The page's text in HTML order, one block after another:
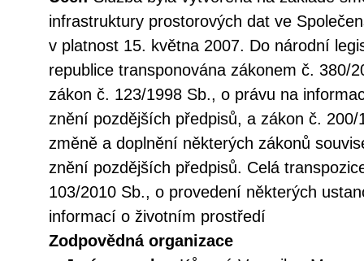
infrastruktury prostorových dat ve
v platnost 15. května 2007. Do národní
republice transponována zákonem č. 380/
zákon č. 123/1998 Sb., o právu na
znění pozdějších předpisů, a zákon č.
změně a doplnění některých zákonů
znění pozdějších předpisů. Celá
103/2010 Sb., o provedení některých
informací o životním prostředí
Zodpovědná organizace